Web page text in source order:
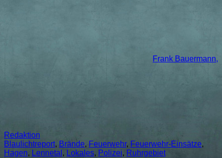
Frank Bauermann,
Redaktion
Blaulichtreport, Brände, Feuerwehr, Feuerwehr-Einsätze,
Hagen, Lennetal , Lokales, Polizei, Ruhrgebiet